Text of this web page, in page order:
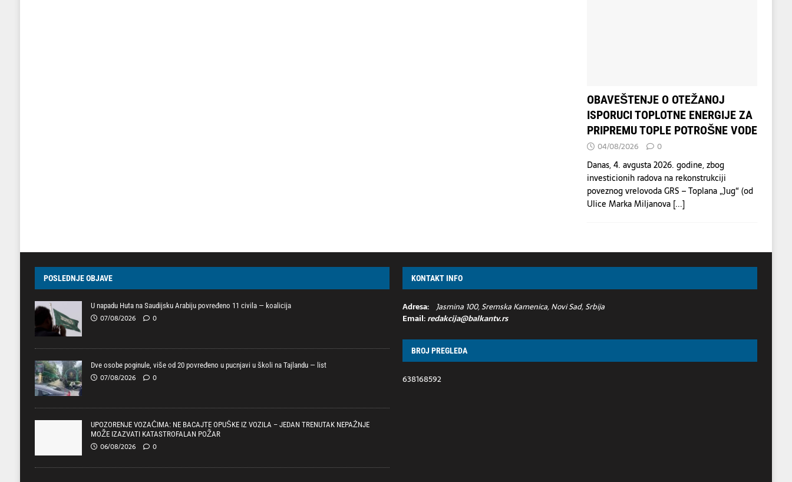
OBAVEŠTENJE O OTEŽANOJ
ISPORUCI TOPLOTNE ENERGIJE ZA
PRIPREMU TOPLE POTROŠNE VODE
04/08/2026 0
Danas, 4. avgusta 2026. godine, zbog
investicionih radova na rekonstrukciji
poveznog vrelovoda GRS – Toplana „Jug“ (od
Ulice Marka Miljanova [...]
POSLEDNJE OBJAVE
U napadu Huta na Saudijsku Arabiju povređeno 11 civila — koalicija
07/08/2026 0
Dve osobe poginule, više od 20 povređeno u pucnjavi u školi na Tajlandu — list
07/08/2026 0
UPOZORENJE VOZAČIMA: NE BACAJTE OPUŠKE IZ VOZILA – JEDAN TRENUTAK NEPAŽNJE
MOŽE IZAZVATI KATASTROFALAN POŽAR
06/08/2026 0
KONTAKT INFO
Adresa: Jasmina 100, Sremska Kamenica, Novi Sad, Srbija
Email:redakcija@balkantv.rs
BROJ PREGLEDA
638168592